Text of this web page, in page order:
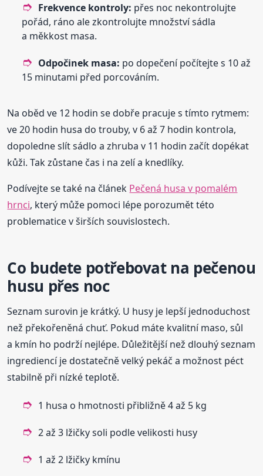
Frekvence kontroly: přes noc nekontrolujte
pořád, ráno ale zkontrolujte množství sádla
a měkkost masa.
Odpočinek masa: po dopečení počítejte s 10 až
15 minutami před porcováním.
Na oběd ve 12 hodin se dobře pracuje s tímto rytmem:
ve 20 hodin husa do trouby, v 6 až 7 hodin kontrola,
dopoledne slít sádlo a zhruba v 11 hodin začít dopékat
kůži. Tak zůstane čas i na zelí a knedlíky.
Podívejte se také na článek Pečená husa v pomalém
hrnci, který může pomoci lépe porozumět této
problematice v širších souvislostech.
Co budete potřebovat na pečenou
husu přes noc
Seznam surovin je krátký. U husy je lepší jednoduchost
než překořeněná chuť. Pokud máte kvalitní maso, sůl
a kmín ho podrží nejlépe. Důležitější než dlouhý seznam
ingrediencí je dostatečně velký pekáč a možnost péct
stabilně při nízké teplotě.
1 husa o hmotnosti přibližně 4 až 5 kg
2 až 3 lžičky soli podle velikosti husy
1 až 2 lžičky kmínu